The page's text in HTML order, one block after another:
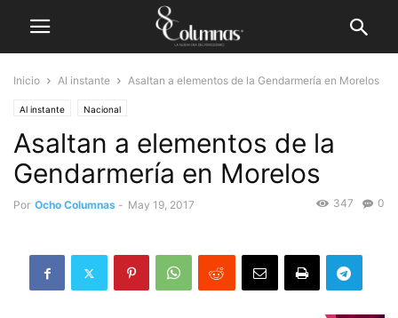
Inicio Al instante Asaltan a elementos de la Gendarmería en Morelos
Al instante Nacional
Asaltan a elementos de la
Gendarmería en Morelos
Por Ocho Columnas - May 19, 2017 0
347